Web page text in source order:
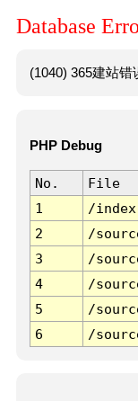
Database
(1040) 365建站
PHP Debug
No. File
1
/
2
/
3
/
4
/
5
/
6
/